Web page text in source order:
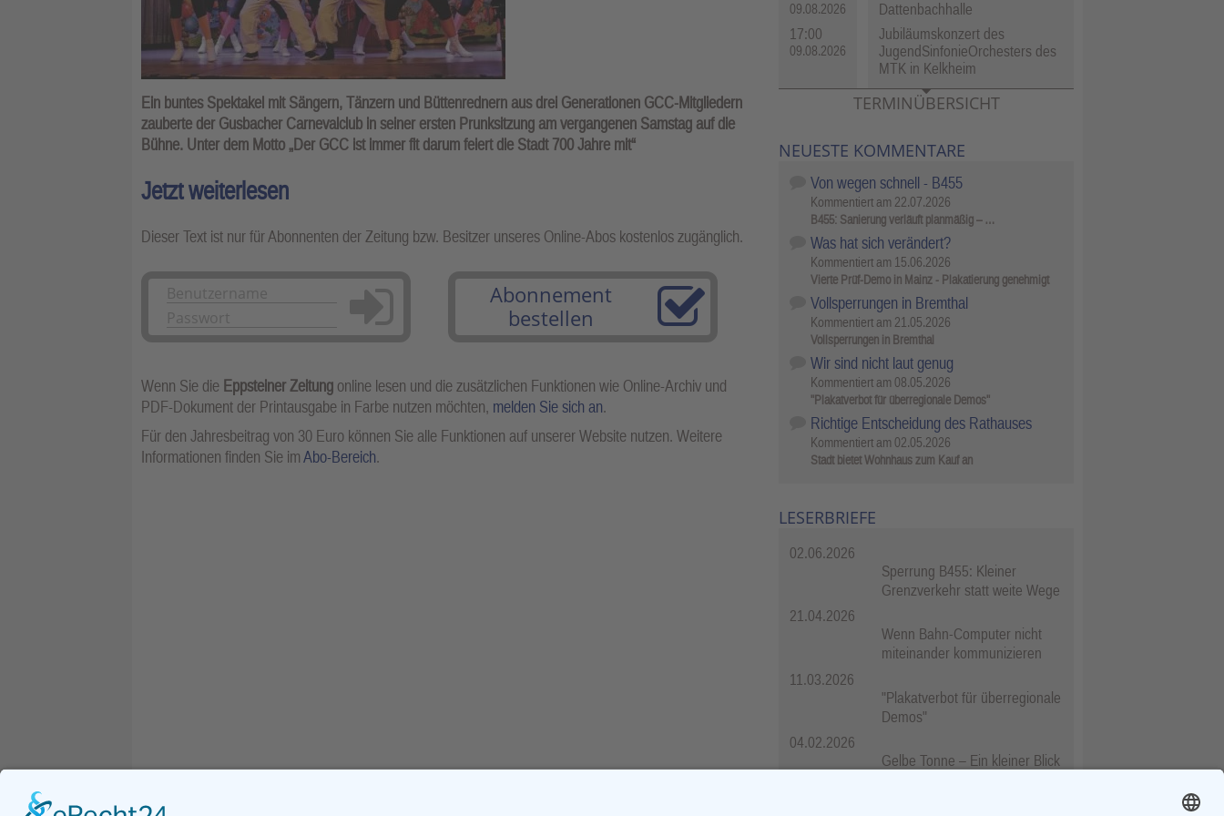
Ein buntes Spektakel mit Sängern, Tänzern und Büttenrednern aus drei Generationen GCC-Mitgliedern
zauberte der Gusbacher Carnevalclub in seiner ersten Prunksitzung am vergangenen Samstag auf die
Bühne. Unter dem Motto „Der GCC ist immer fit darum feiert die Stadt 700 Jahre mit“
Jetzt weiterlesen
Dieser Text ist nur für Abonnenten der Zeitung bzw. Besitzer unseres Online-Abos kostenlos zugänglich.
Anmelden
Abonnement
bestellen
Wenn Sie die Eppsteiner Zeitung online lesen und die zusätzlichen Funktionen wie Online-Archiv und
PDF-Dokument der Printausgabe in Farbe nutzen möchten, melden Sie sich an.
Für den Jahresbeitrag von 30 Euro können Sie alle Funktionen auf unserer Website nutzen. Weitere
Informationen finden Sie imAbo-Bereich.
09.08.2026
Dattenbachhalle
17:00
09.08.2026
Jubiläumskonzert des
JugendSinfonieOrchesters des
MTK in Kelkheim
TERMINÜBERSICHT
NEUESTE KOMMENTARE
Von wegen schnell - B455
Kommentiert am 22.07.2026
B455: Sanierung verläuft planmäßig – …
Was hat sich verändert?
Kommentiert am 15.06.2026
Vierte Prüf-Demo in Mainz - Plakatierung genehmigt
Vollsperrungen in Bremthal
Kommentiert am 21.05.2026
Vollsperrungen in Bremthal
Wir sind nicht laut genug
Kommentiert am 08.05.2026
"Plakatverbot für überregionale Demos"
Richtige Entscheidung des Rathauses
Kommentiert am 02.05.2026
Stadt bietet Wohnhaus zum Kauf an
LESERBRIEFE
02.06.2026
Sperrung B455: Kleiner
Grenzverkehr statt weite Wege
21.04.2026
Wenn Bahn-Computer nicht
miteinander kommunizieren
11.03.2026
"Plakatverbot für überregionale
Demos"
04.02.2026
Gelbe Tonne – Ein kleiner Blick